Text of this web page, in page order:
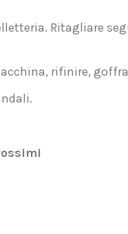
Ritagliare
rifinire,